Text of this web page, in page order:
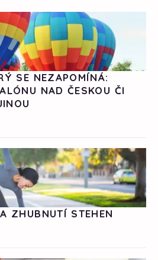
SE NEZAPOMÍNÁ:
NAD ČESKOU ČI
ZHUBNUTÍ STEHEN